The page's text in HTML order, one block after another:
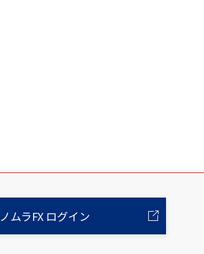
ノムラFX ログイン